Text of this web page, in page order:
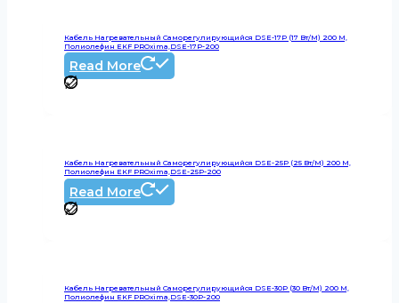
Кабель Нагревательный Саморегулирующийся DSE-17P (17 Вт/м) 200 М,
Полиолефин EKF PROxima,DSE-17P-200
Read More
Кабель Нагревательный Саморегулирующийся DSE-25P (25 Вт/м) 200 М,
Полиолефин EKF PROxima,DSE-25P-200
Read More
Кабель Нагревательный Саморегулирующийся DSE-30P (30 Вт/м) 200 М,
Полиолефин EKF PROxima,DSE-30P-200